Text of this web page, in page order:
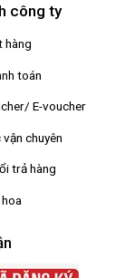
công ty
hàng
toán
E-voucher
chuyên
trả hàng